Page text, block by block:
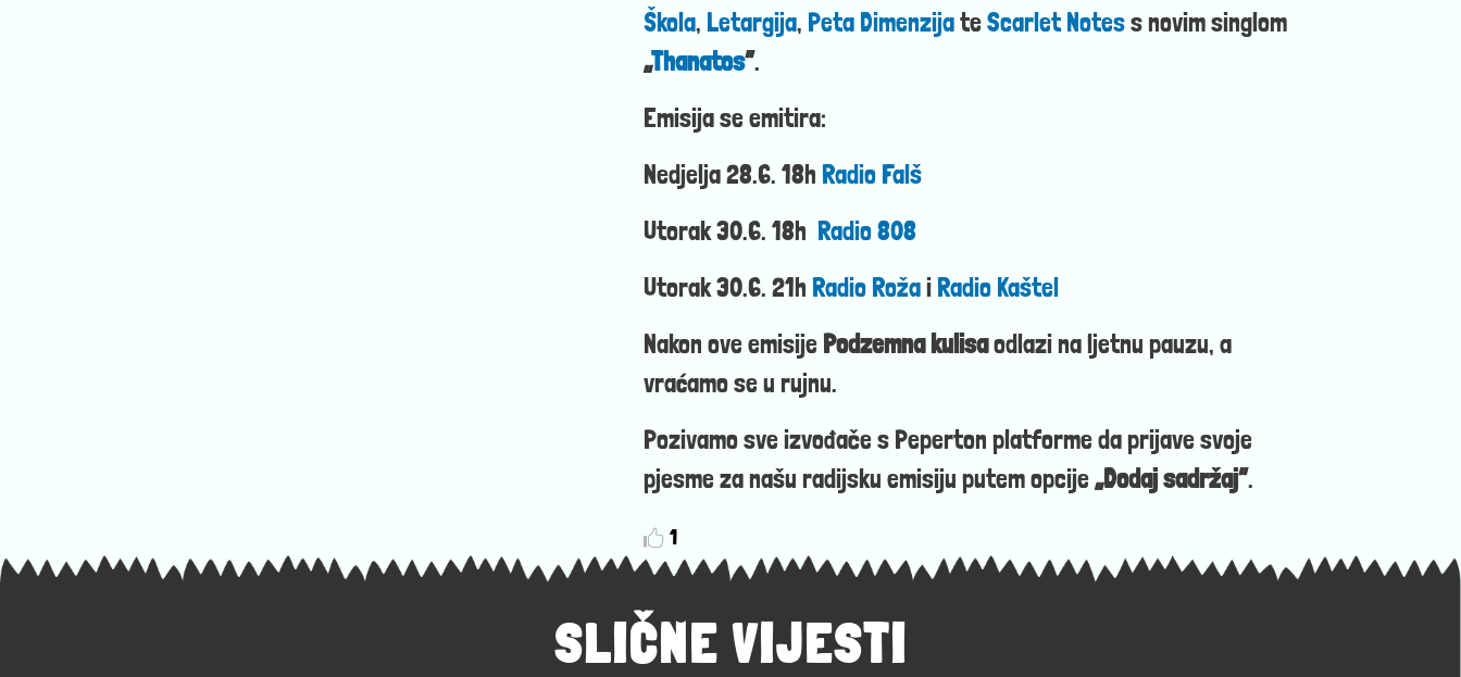
Škola,Letargija,Peta DimenzijateScarlet Notess novim singlom
„Thanatos”.
Emisija se emitira:
Nedjelja 28.6. 18hRadio Falš
Utorak 30.6. 18hRadio 808
Utorak 30.6. 21hRadio RožaiRadio Kaštel
Nakon ove emisije Podzemna kulisaodlazi na ljetnu pauzu, a
vraćamo se u rujnu.
Pozivamo sve izvođače s Peperton platforme da prijave svoje
pjesme za našu radijsku emisiju putem opcije„Dodaj sadržaj”.
1
SLIČNE VIJESTI